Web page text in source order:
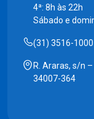
4ª: 8h às 22h
Sábado e
(31) 3516-1000
R. Araras, s/n
34007-364